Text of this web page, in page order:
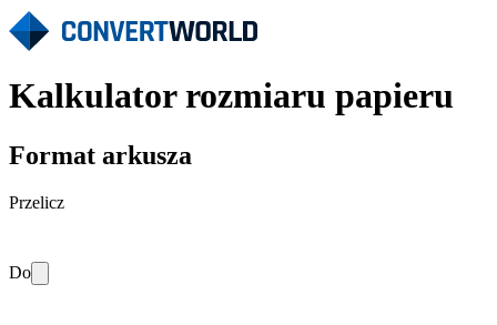
Kalkulator rozmiaru papieru
Format arkusza
Przelicz
Do